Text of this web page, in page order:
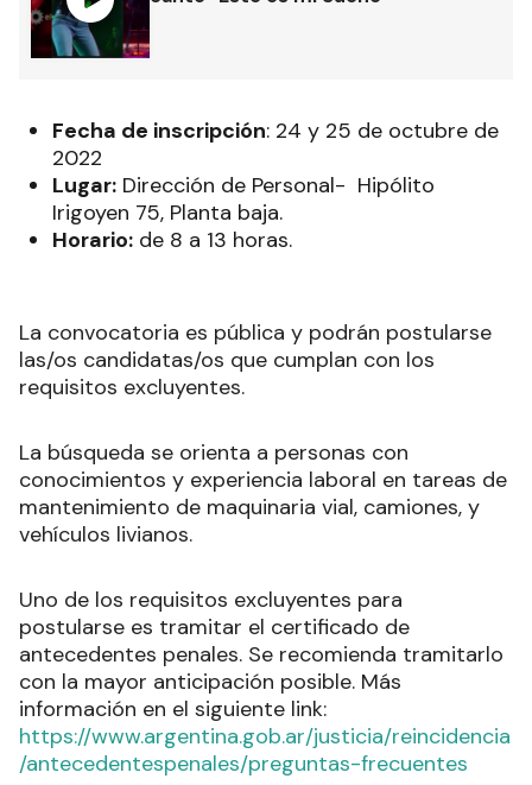
Fecha de inscripción: 24 y 25 de octubre de
2022
Lugar: Dirección de Personal- Hipólito
Irigoyen 75, Planta baja.
Horario: de 8 a 13 horas.
La convocatoria es pública y podrán postularse
las/os candidatas/os que cumplan con los
requisitos excluyentes.
La búsqueda se orienta a personas con
conocimientos y experiencia laboral en tareas de
mantenimiento de maquinaria vial, camiones, y
vehículos livianos.
Uno de los requisitos excluyentes para
postularse es tramitar el certificado de
antecedentes penales. Se recomienda tramitarlo
con la mayor anticipación posible. Más
información en el siguiente link:
https://www.argentina.gob.ar/justicia/reincidencia
/antecedentespenales/preguntas-frecuentes